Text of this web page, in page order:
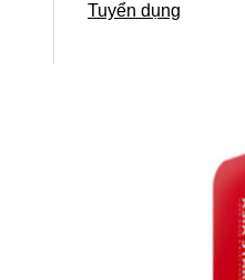
Tuyển dụng